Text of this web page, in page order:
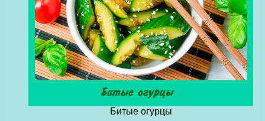
Битые огурцы